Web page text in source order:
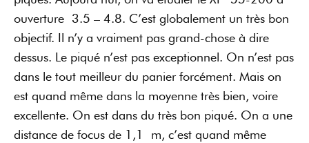
ouverture 3.5 – 4.8. C’est globalement un très bon
objectif. Il n’y a vraiment pas grand-chose à dire
dessus. Le piqué n’est pas exceptionnel. On n’est pas
dans le tout meilleur du panier forcément. Mais on
est quand même dans la moyenne très bien, voire
excellente. On est dans du très bon piqué. On a une
distance de focus de 1,1 m, c’est quand même